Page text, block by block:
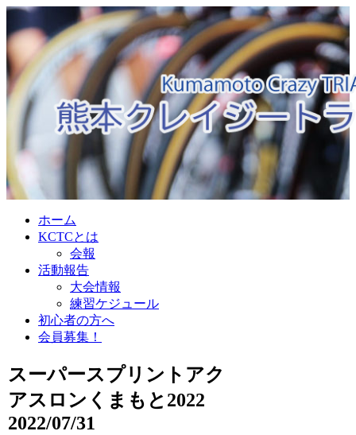
ホーム
KCTCとは
会報
活動報告
大会情報
練習ケジュール
初心者の方へ
会員募集！
スーパースプリントアク
アスロンくまもと2022
2022/07/31